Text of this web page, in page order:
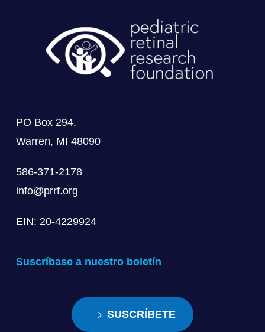
PO Box 294,
Warren, MI 48090
586-371-2178
info@prrf.org
EIN: 20-4229924
Suscríbase a nuestro boletín
SUSCRÍBETE